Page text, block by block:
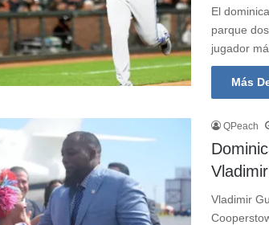
El
parque
jugador
Más
QPeach
Vladimir